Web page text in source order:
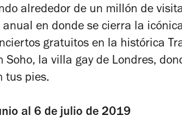
alrededor de un millón de
anual en donde se cierra la
gratuitos en la histórica
Soho, la villa gay de Londres,
tus pies.
al 6 de julio de 2019